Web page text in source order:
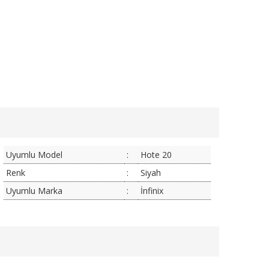
Uyumlu Model :
Hote 20
Renk
:
Siyah
Uyumlu Marka
: İnfinix